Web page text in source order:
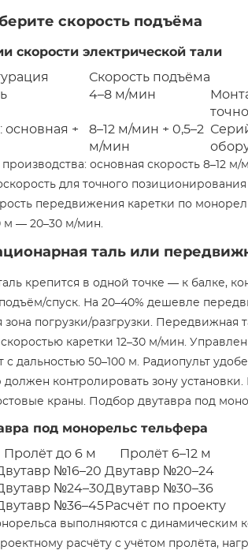
скорость подъёма
скорости электрической тали
Скорость подъёма
4–8 м/мин
основная +
8–12 м/мин + 0,5–2
м/мин
основная скорость 8–12
для точного
передвижения каретки по
м — 20–30 м/мин.
таль или
крепится в одной точке — к балке,
спуск. На 20–40% дешевле
погрузки/разгрузки. Передвижная
каретки 12–30 м/мин.
с дальностью 50–100 м. Радиопульт
должен контролировать зону
краны. Подбор двутавра под
под монорельс тельфера
Пролёт до 6 м
Пролёт 6–12 м
№16–20 Двутавр №20–24
№24–30Двутавр №30–36
№36–45 Расчёт по проекту
выполняются с динамическим
расчёту с учётом пролёта,